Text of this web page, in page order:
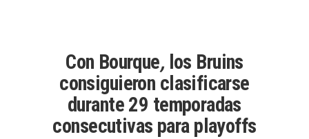
Con Bourque, los Bruins
consiguieron clasificarse
durante 29 temporadas
consecutivas para playoffs